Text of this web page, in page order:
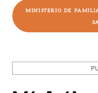
MINISTERIO DE